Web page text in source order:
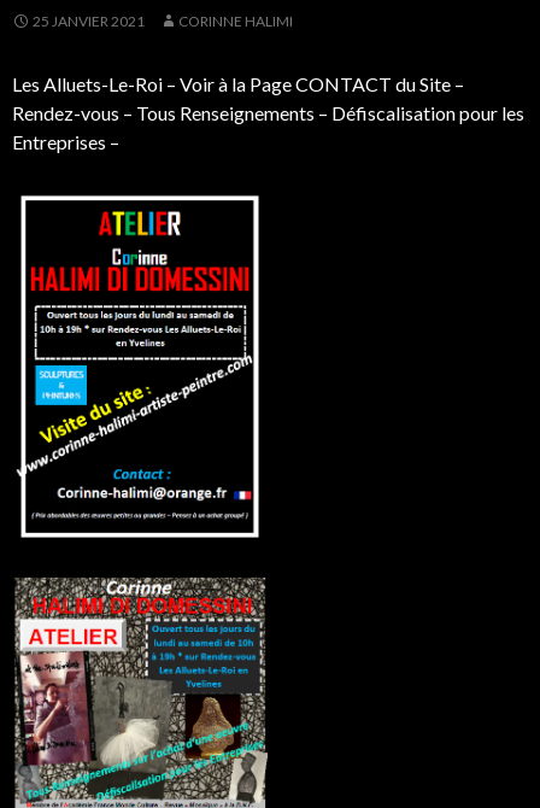
25 JANVIER 2021 CORINNE HALIMI
Les Alluets-Le-Roi – Voir à la Page CONTACT du Site –
Rendez-vous – Tous Renseignements – Défiscalisation pour les
Entreprises –